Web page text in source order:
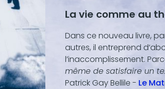
La vie comme au
Dans ce nouveau livre,
autres, il entreprend
l’inaccomplissement.
même de satisfaire un
Patrick Gay Bellile - Le